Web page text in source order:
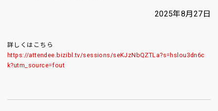
2025年8月27日
詳しくはこちら
https://attendee.bizibl.tv/sessions/seKJzNbQZTLa?s=hslou3dn6c
k?utm_source=fout